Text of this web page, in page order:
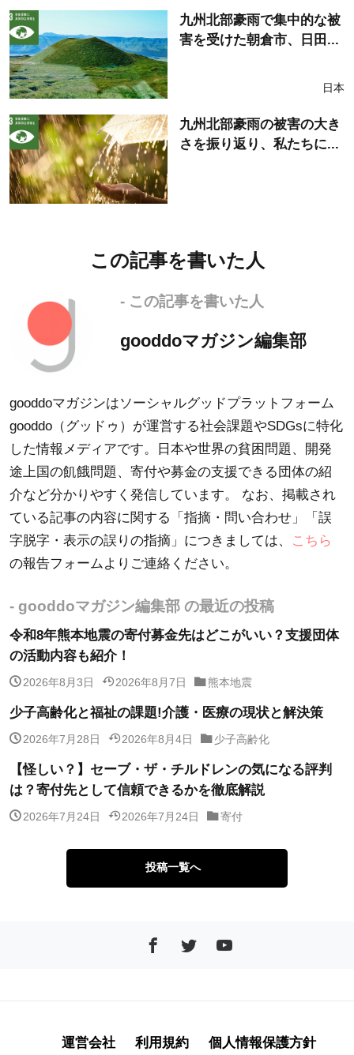
九州北部豪雨で集中的な被
害を受けた朝倉市、日田...
日本
九州北部豪雨の被害の大き
さを振り返り、私たちに...
この記事を書いた人
- この記事を書いた人
gooddoマガジン編集部
gooddoマガジンはソーシャルグッドプラットフォーム
gooddo（グッドゥ）が運営する社会課題やSDGsに特化
した情報メディアです。日本や世界の貧困問題、開発
途上国の飢餓問題、寄付や募金の支援できる団体の紹
介など分かりやすく発信しています。 なお、掲載され
ている記事の内容に関する「指摘・問い合わせ」「誤
字脱字・表示の誤りの指摘」につきましては、
こちら
の報告フォームよりご連絡ください。
- gooddoマガジン編集部 の最近の投稿
令和8年熊本地震の寄付募金先はどこがいい？支援団体
の活動内容も紹介！
2026年8月3日 2026年8月7日 熊本地震
少子高齢化と福祉の課題!介護・医療の現状と解決策
2026年7月28日 2026年8月4日 少子高齢化
【怪しい？】セーブ・ザ・チルドレンの気になる評判
は？寄付先として信頼できるかを徹底解説
2026年7月24日 2026年7月24日 寄付
投稿一覧へ
運営会社 利用規約 個人情報保護方針